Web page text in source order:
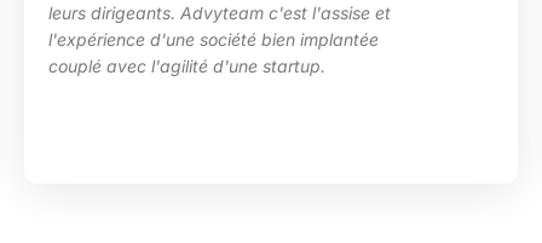
c'est l'assise et
bien implantée
startup.